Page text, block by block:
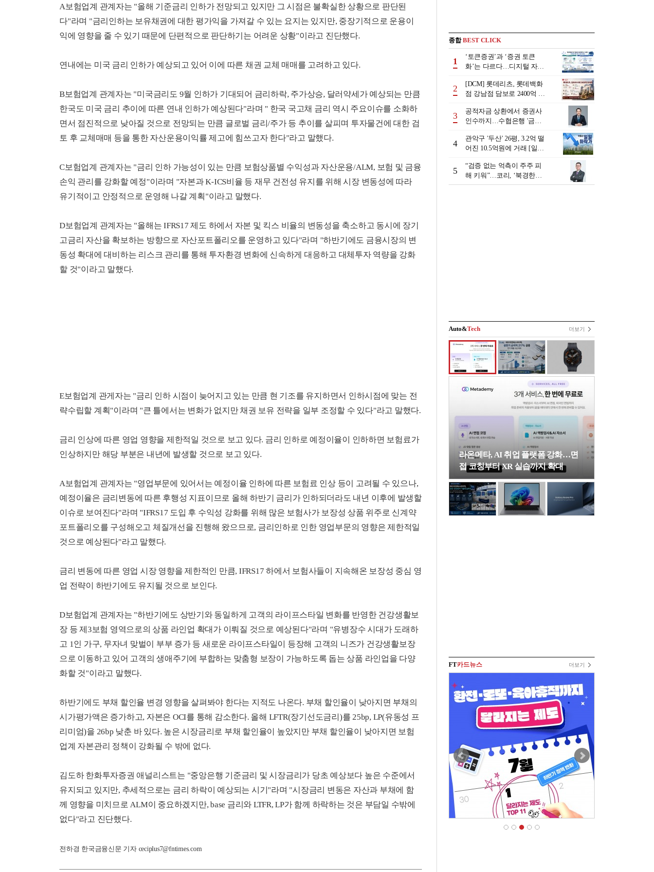
A보험업계 관계자는 "올해 기준금리 인하가 전망되고 있지만 그 시점은 불확실한 상황으로 판단된
다"라며 "금리인하는 보유채권에 대한 평가익을 가져갈 수 있는 요지는 있지만, 중장기적으로 운용이
익에 영향을 줄 수 있기 때문에 단편적으로 판단하기는 어려운 상황"이라고 진단했다.
연내에는 미국 금리 인하가 예상되고 있어 이에 따른 채권 교체 매매를 고려하고 있다.
B보험업계 관계자는 "미국금리도 9월 인하가 기대되어 금리하락, 주가상승, 달러약세가 예상되는 만큼
한국도 미국 금리 추이에 따른 연내 인하가 예상된다"라며 " 한국 국고채 금리 역시 주요이슈를 소화하
면서 점진적으로 낮아질 것으로 전망되는 만큼 글로벌 금리/주가 등 추이를 살피며 투자물건에 대한 검
토 후 교체매매 등을 통한 자산운용이익률 제고에 힘쓰고자 한다"라고 말했다.
C보험업계 관계자는 "금리 인하 가능성이 있는 만큼 보험상품별 수익성과 자산운용/ALM, 보험 및 금융
손익 관리를 강화할 예정"이라며 "자본과 K-ICS비율 등 재무 건전성 유지를 위해 시장 변동성에 따라
유기적이고 안정적으로 운영해 나갈 계획"이라고 말했다.
D보험업계 관계자는 "올해는 IFRS17 제도 하에서 자본 및 킥스 비율의 변동성을 축소하고 동시에 장기
고금리 자산을 확보하는 방향으로 자산포트폴리오를 운영하고 있다"라며 "하반기에도 금융시장의 변
동성 확대에 대비하는 리스크 관리를 통해 투자환경 변화에 신속하게 대응하고 대체투자 역량을 강화
할 것"이라고 말했다.
E보험업계 관게자는 "금리 인하 시점이 늦어지고 있는 만큼 현 기조를 유지하면서 인하시점에 맞는 전
략수립할 계획"이라며 "큰 틀에서는 변화가 없지만 채권 보유 전략을 일부 조정할 수 있다"라고 말했다.
금리 인상에 따른 영업 영향을 제한적일 것으로 보고 있다. 금리 인하로 예정이율이 인하하면 보험료가
인상하지만 해당 부분은 내년에 발생할 것으로 보고 있다.
A보험업계 관계자는 "영업부문에 있어서는 예정이율 인하에 따른 보험료 인상 등이 고려될 수 있으나,
예정이율은 금리변동에 따른 후행성 지표이므로 올해 하반기 금리가 인하되더라도 내년 이후에 발생할
이슈로 보여진다"라며 "IFRS17 도입 후 수익성 강화를 위해 많은 보험사가 보장성 상품 위주로 신계약
포트폴리오를 구성해오고 체질개선을 진행해 왔으므로, 금리인하로 인한 영업부문의 영향은 제한적일
것으로 예상된다"라고 말했다.
금리 변동에 따른 영업 시장 영향을 제한적인 만큼, IFRS17 하에서 보험사들이 지속해온 보장성 중심 영
업 전략이 하반기에도 유지될 것으로 보인다.
D보험업계 관계자는 "하반기에도 상반기와 동일하게 고객의 라이프스타일 변화를 반영한 건강생활보
장 등 제3보험 영역으로의 상품 라인업 확대가 이뤄질 것으로 예상된다"라며 "유병장수 시대가 도래하
고 1인 가구, 무자녀 맞벌이 부부 증가 등 새로운 라이프스타일이 등장해 고객의 니즈가 건강생활보장
으로 이동하고 있어 고객의 생애주기에 부합하는 맞춤형 보장이 가능하도록 돕는 상품 라인업을 다양
화할 것"이라고 말했다.
하반기에도 부채 할인율 변경 영향을 살펴봐야 한다는 지적도 나온다. 부채 할인율이 낮아지면 부채의
시가평가액은 증가하고, 자본은 OCI를 통해 감소한다. 올해 LFTR(장기선도금리)를 25bp, LP(유동성 프
리미엄)을 26bp 낮춘 바 있다. 높은 시장금리로 부채 할인율이 높았지만 부채 할인율이 낮아지면 보험
업계 자본관리 정책이 강화될 수 밖에 없다.
김도하 한화투자증권 애널리스트는 "중앙은행 기준금리 및 시장금리가 당초 예상보다 높은 수준에서
유지되고 있지만, 추세적으로는 금리 하락이 예상되는 시기"라며 "시장금리 변동은 자산과 부채에 함
께 영향을 미치므로 ALM이 중요하겠지만, base 금리와 LTFR, LP가 함께 하락하는 것은 부담일 수밖에
없다"라고 진단했다.
전하경 한국금융신문 기자 ceciplus7@fntimes.com
종합BEST CLICK
1
‘토큰증권’과 ‘증권 토큰
화’는 다르다…디지털 자본
2
[DCM] 롯데리츠, 롯데백화
점 강남점 담보로 2400억 조
3
공적자금 상환에서 증권사
인수까지…수협은행 '금융
행 금융그룹의 꿈①]
4
관악구 '두산' 26평, 3.2억 떨
어진 10.5억원에 거래 [일일
5
“검증 없는 억측이 주주 피
해 키워”…코리, ‘북경한미
미수채권 논란’ 정면 반박
Auto&Tech 더보기
라온메타, AI 취업 플랫폼 강화…면
접 코칭부터 XR 실습까지 확대
FT카드뉴스 더보기